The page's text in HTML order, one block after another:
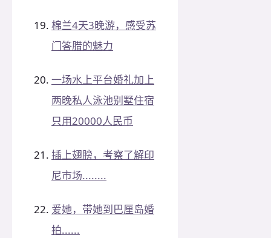
棉兰4天3晚游，感受苏
门答腊的魅力
一场水上平台婚礼加上
两晚私人泳池别墅住宿
只用20000人民币
插上翅膀，考察了解印
尼市场........
爱她，带她到巴厘岛婚
拍......